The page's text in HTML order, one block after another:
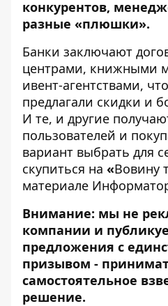
конкурентов,
разные «плюшки».
Банки заключают
центрами, книжными
ивент-агентствами,
предлагали скидки и
И те, и другие
пользователей и
вариант выбрать для
скупиться на «Вовину
материале
Внимание: мы не
компании и
предложения с
призывом -
самостоятельное
решение.